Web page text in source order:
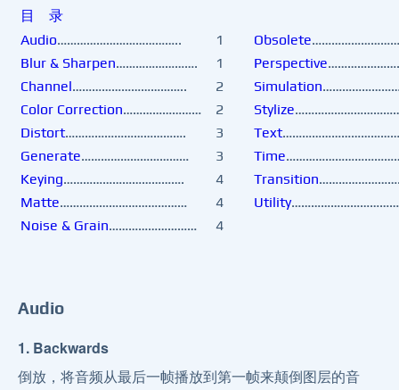
目 录
Audio……………………………….. 1 Obsolete
Blur & Sharpen……………………. 1 Perspective
Channel…………………………….. 2 Simulation
Color Correction…………………… 2 Stylize
Distort………………………………. 3 Text
Generate…………………………… 3 Time
Keying………………………………. 4 Transition
Matte………………………………… 4 Utility
Noise & Grain……………………… 4
Audio
1. Backwards
倒放，将音频从最后一帧播放到第一帧来颠倒图层的音